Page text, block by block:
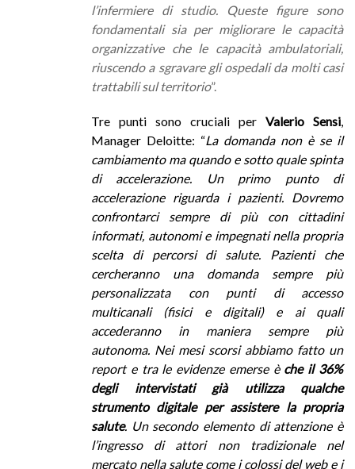
l’infermiere di studio. Queste figure sono
fondamentali sia per migliorare le capacità
organizzative che le capacità ambulatoriali,
riuscendo a sgravare gli ospedali da molti casi
trattabili sul territorio”.
Tre punti sono cruciali per Valerio Sensi,
Manager Deloitte: “La domanda non è se il
cambiamento ma quando e sotto quale spinta
di accelerazione. Un primo punto di
accelerazione riguarda i pazienti. Dovremo
confrontarci sempre di più con cittadini
informati, autonomi e impegnati nella propria
scelta di percorsi di salute. Pazienti che
cercheranno una domanda sempre più
personalizzata con punti di accesso
multicanali (fisici e digitali) e ai quali
accederanno in maniera sempre più
autonoma. Nei mesi scorsi abbiamo fatto un
report e tra le evidenze emerse è che il 36%
degli intervistati già utilizza qualche
strumento digitale per assistere la propria
salute. Un secondo elemento di attenzione è
l’ingresso di attori non tradizionale nel
mercato nella salute come i colossi del web e i